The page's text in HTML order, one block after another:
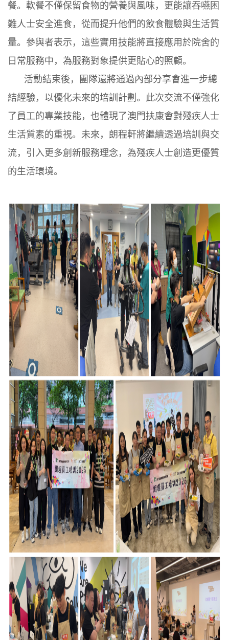
餐。軟餐不僅保留食物的營養與風味，更能讓吞嚥困
難人士安全進食，從而提升他們的飲食體驗與生活質
量。參與者表示，這些實用技能將直接應用於院舍的
日常服務中，為服務對象提供更貼心的照顧。
活動結束後，團隊還將通過內部分享會進一步總
結經驗，以優化未來的培訓計劃。此次交流不僅強化
了員工的專業技能，也體現了澳門扶康會對殘疾人士
生活質素的重視。未來，朗程軒將繼續透過培訓與交
流，引入更多創新服務理念，為殘疾人士創造更優質
的生活環境。